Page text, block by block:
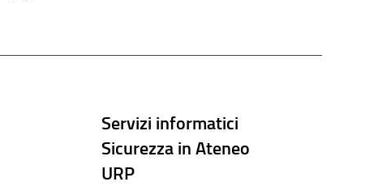
Servizi informatici
Sicurezza in Ateneo
URP